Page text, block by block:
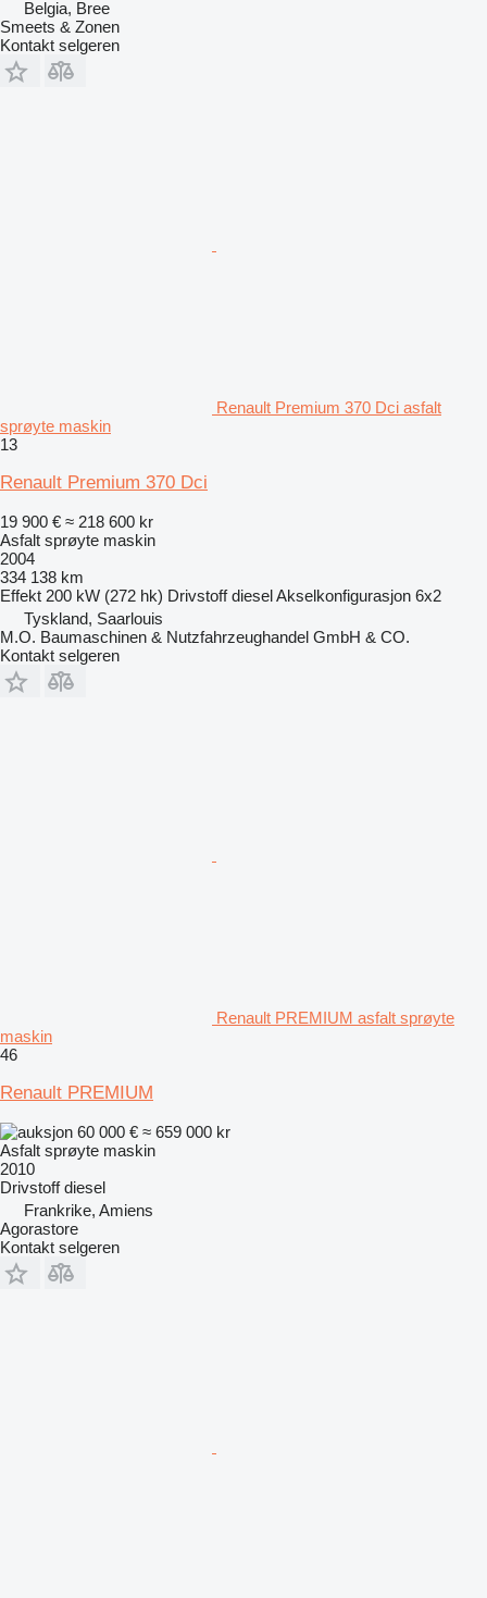
Belgia, Bree
Smeets & Zonen
Kontakt selgeren
Renault Premium 370 Dci asfalt
sprøyte maskin
13
Renault Premium 370 Dci
19 900 € ≈ 218 600 kr
Asfalt sprøyte maskin
2004
334 138 km
Effekt 200 kW (272 hk) Drivstoff dieselAkselkonfigurasjon 6x2
Tyskland, Saarlouis
M.O. Baumaschinen & Nutzfahrzeughandel GmbH & CO.
Kontakt selgeren
Renault PREMIUM asfalt sprøyte
maskin
46
Renault PREMIUM
60 000 € ≈ 659 000 kr
Asfalt sprøyte maskin
2010
Drivstoff diesel
Frankrike, Amiens
Agorastore
Kontakt selgeren